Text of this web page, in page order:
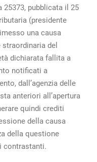
25373, pubblicata il 25
(presidente
una causa
del
dichiarata fallita a
notificati a
dall’agenzia delle
anteriori all’apertura
quindi crediti
della causa
della questione
contrastanti.